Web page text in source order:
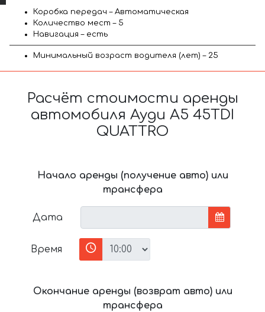
Коробка передач – Автоматическая
Количество мест – 5
Навигация – есть
Минимальный возраст водителя (лет) – 25
Расчёт стоимости аренды
автомобиля Ауди A5 45TDI
QUATTRO
Начало аренды (получение авто) или
трансфера
Дата
Время
Окончание аренды (возврат авто) или
трансфера